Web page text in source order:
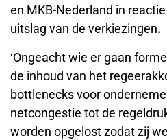
en MKB-Nederland in
uitslag van de verkiezingen.
‘Ongeacht wie er gaan
de inhoud van het
bottlenecks voor
netcongestie tot de
worden opgelost zodat zij